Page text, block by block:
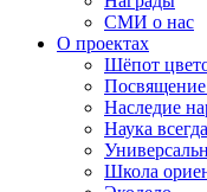
СМИ о нас
О проектах
Шёпот
Наследие
Наука
Школа